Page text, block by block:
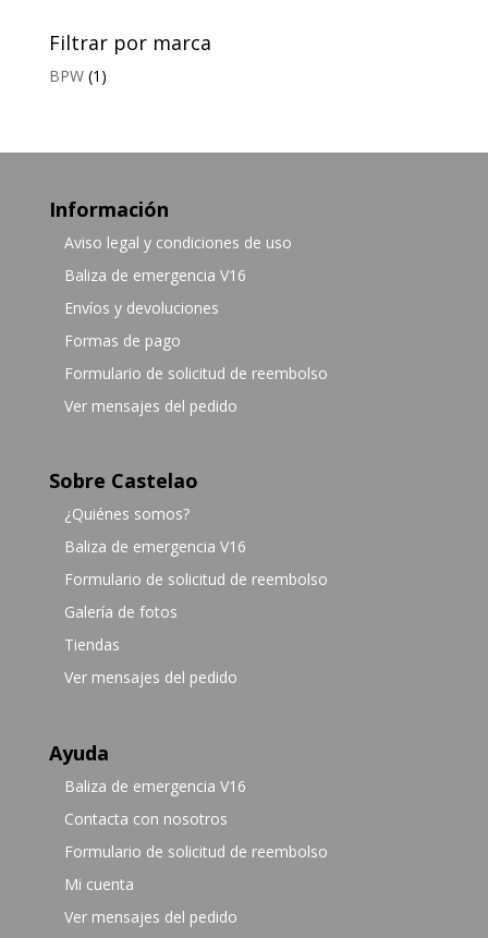
Filtrar por marca
BPW (1)
Información
Aviso legal y condiciones de uso
Baliza de emergencia V16
Envíos y devoluciones
Formas de pago
Formulario de solicitud de reembolso
Ver mensajes del pedido
Sobre Castelao
¿Quiénes somos?
Baliza de emergencia V16
Formulario de solicitud de reembolso
Galería de fotos
Tiendas
Ver mensajes del pedido
Ayuda
Baliza de emergencia V16
Contacta con nosotros
Formulario de solicitud de reembolso
Mi cuenta
Ver mensajes del pedido